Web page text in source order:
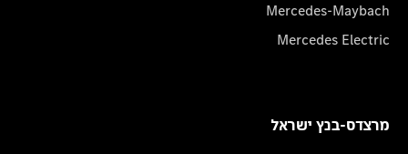
Mercedes-Maybach
Mercedes Electric
מרצדס-בנץ ישראל